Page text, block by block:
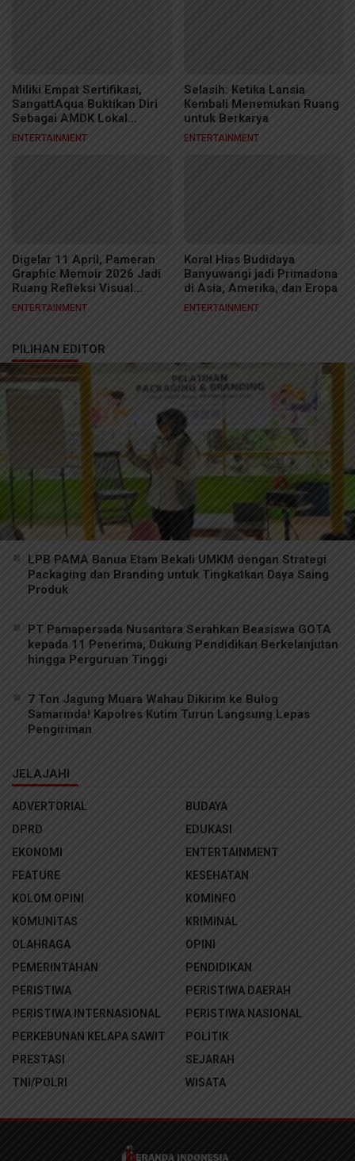
Miliki Empat Sertifikasi,
SangattAqua Buktikan Diri
Sebagai AMDK Lokal
Berkelas
ENTERTAINMENT
Selasih: Ketika Lansia
Kembali Menemukan Ruang
untuk Berkarya
ENTERTAINMENT
Digelar 11 April, Pameran
Graphic Memoir 2026 Jadi
Ruang Refleksi Visual
Kreator Samarinda
ENTERTAINMENT
Koral Hias Budidaya
Banyuwangi jadi Primadona
di Asia, Amerika, dan Eropa
ENTERTAINMENT
PILIHAN EDITOR
LPB PAMA Banua Etam Bekali UMKM dengan Strategi
Packaging dan Branding untuk Tingkatkan Daya Saing
Produk
PT Pamapersada Nusantara Serahkan Beasiswa GOTA
kepada 11 Penerima, Dukung Pendidikan Berkelanjutan
hingga Perguruan Tinggi
7 Ton Jagung Muara Wahau Dikirim ke Bulog
Samarinda! Kapolres Kutim Turun Langsung Lepas
Pengiriman
JELAJAHI
ADVERTORIAL
BUDAYA
DPRD
EDUKASI
EKONOMI
ENTERTAINMENT
FEATURE
KESEHATAN
KOLOM OPINI
KOMINFO
KOMUNITAS
KRIMINAL
OLAHRAGA
OPINI
PEMERINTAHAN
PENDIDIKAN
PERISTIWA
PERISTIWA DAERAH
PERISTIWA INTERNASIONAL
PERISTIWA NASIONAL
PERKEBUNAN KELAPA SAWIT
POLITIK
PRESTASI
SEJARAH
TNI/POLRI
WISATA